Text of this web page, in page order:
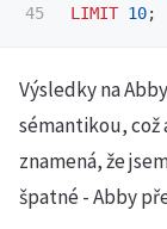
LIMIT 10;
Výsledky na
sémantikou, což
znamená, že
špatné - Abby